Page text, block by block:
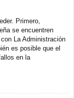
Primero,
se encuentren
La Administración
es posible que el
en la